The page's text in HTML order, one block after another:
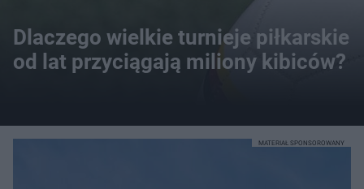
Dlaczego wielkie turnieje piłkarskie
od lat przyciągają miliony kibiców?
MATERIAŁ SPONSOROWANY